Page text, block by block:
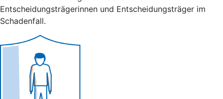
Entscheidungsträgerinnen und Entscheidungsträger im
Schadenfall.